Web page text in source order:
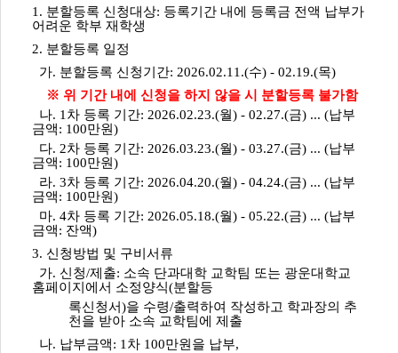
1. 분할등록 신청대상: 등록기간 내에 등록금 전액 납부가
어려운 학부 재학생
2. 분할등록 일정
가. 분할등록 신청기간: 2026.02.11.(수) - 02.19.(목)
※ 위 기간 내에 신청을 하지 않을 시 분할등록 불가함
나. 1차 등록 기간: 2026.02.23.(월) - 02.27.(금) ... (납부
금액: 100만원)
다. 2차 등록 기간: 2026.03.23.(월) - 03.27.(금) ... (납부
금액: 100만원)
라. 3차 등록 기간: 2026.04.20.(월) - 04.24.(금) ... (납부
금액: 100만원)
마. 4차 등록 기간: 2026.05.18.(월) - 05.22.(금) ... (납부
금액: 잔액)
3. 신청방법 및 구비서류
가. 신청/제출: 소속 단과대학 교학팀 또는 광운대학교
홈페이지에서 소정양식(분할등
록신청서)을 수령/출력하여 작성하고 학과장의 추
천을 받아 소속 교학팀에 제출
나. 납부금액: 1차 100만원을 납부,